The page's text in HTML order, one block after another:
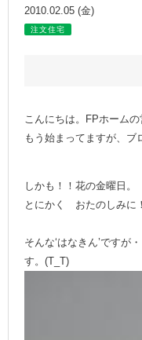
2010.02.05 (金)
注文住宅
こんにちは。FPホームの
もう始まってますが、ブ
しかも！！花の金曜日。
とにかく おたのしみに
そんな‘はなきん’ですが
す。(T_T)